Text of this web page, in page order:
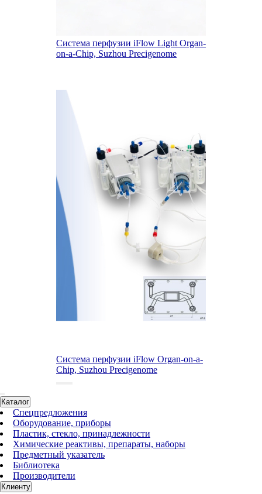
Система перфузии iFlow Light Organ-
on-a-Chip, Suzhou Precigenome
Система перфузии iFlow Organ-on-a-
Chip, Suzhou Precigenome
Каталог
Спецпредложения
Оборудование, приборы
Пластик, стекло, принадлежности
Химические реактивы, препараты, наборы
Предметный указатель
Библиотека
Производители
Клиенту